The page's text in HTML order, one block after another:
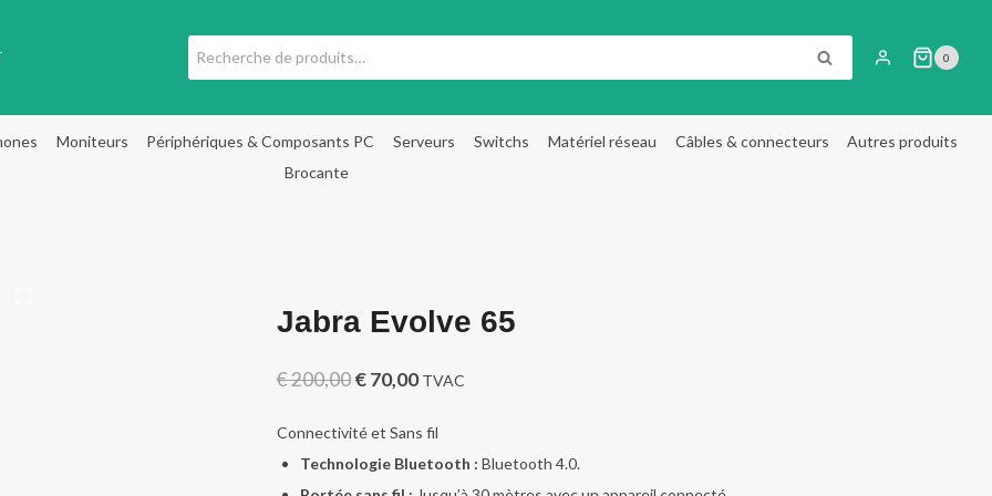
Recherche
pour :
RECHERCHE 0
Moniteurs Périphériques & Composants PC Serveurs Switchs Matériel réseau Câbles & connecteurs
Autres produits
Brocante
Jabra Evolve 65
€200,00Le
initial
€70,00Le
actuel
TVAC
Connectivité et Sans fil
Technologie Bluetooth : Bluetooth 4.0.